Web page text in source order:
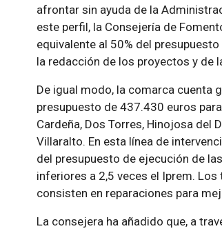
afrontar sin ayuda de la
este perfil, la Consejería de
equivalente al 50% del
la redacción de los proyectos y de
De igual modo, la comarca cuenta
presupuesto de 437.430 euros
Cardeña, Dos Torres, Hinojosa del
Villaralto. En esta línea de
del presupuesto de ejecución de
inferiores a 2,5 veces el Iprem.
consisten en reparaciones para
La consejera ha añadido que, a